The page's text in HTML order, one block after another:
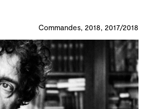
Commandes, 2018, 2017/2018